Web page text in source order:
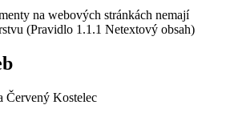
na webových stránkách nemají
(Pravidlo 1.1.1 Netextový obsah)
Červený Kostelec